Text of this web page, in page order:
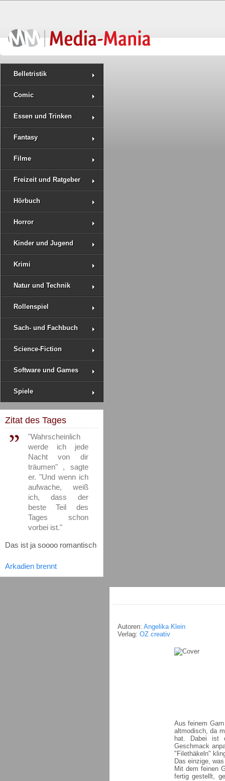
Belletristik
Comic
Essen und Trinken
Fantasy
Filme
Freizeit und Ratgeber
Hörbuch
Horror
Kinder und Jugend
Krimi
Natur und Technik
Rollenspiel
Sach- und Fachbuch
Science-Fiction
Software und Games
Spiele
Zitat des Tages
"Wahrscheinlich
werde ich jede
Nacht von dir
träumen" , sagte
er. "Und wenn ich
aufwache, weiß
ich, dass der
beste Teil des
Tages schon
vorbei ist."
Das ist ja soooo romantisch
Arkadien brennt
Autoren: Angelika Klein
Verlag: OZ creativ
Aus feinem
altmodisch, da
hat. Dabei ist
Geschmack
"Filethäkeln"
Das einzige,
Mit dem feinen
fertig gestellt,